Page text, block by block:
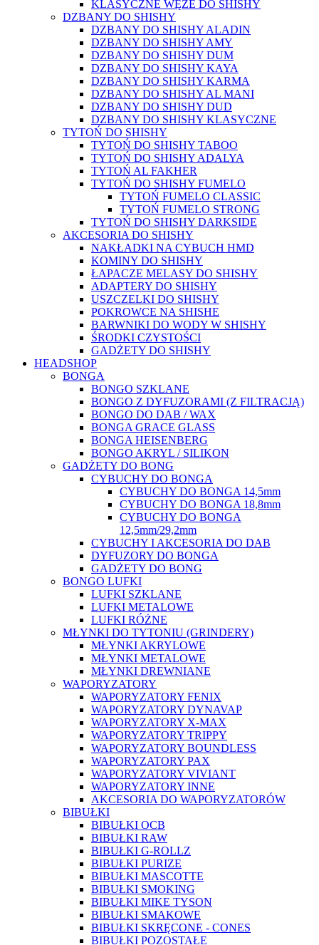
KLASYCZNE WĘŻE DO SHISHY
DZBANY DO SHISHY
DZBANY DO SHISHY ALADIN
DZBANY DO SHISHY AMY
DZBANY DO SHISHY DUM
DZBANY DO SHISHY KAYA
DZBANY DO SHISHY KARMA
DZBANY DO SHISHY AL MANI
DZBANY DO SHISHY DUD
DZBANY DO SHISHY KLASYCZNE
TYTOŃ DO SHISHY
TYTOŃ DO SHISHY TABOO
TYTOŃ DO SHISHY ADALYA
TYTOŃ AL FAKHER
TYTOŃ DO SHISHY FUMELO
TYTOŃ FUMELO CLASSIC
TYTOŃ FUMELO STRONG
TYTOŃ DO SHISHY DARKSIDE
AKCESORIA DO SHISHY
NAKŁADKI NA CYBUCH HMD
KOMINY DO SHISHY
ŁAPACZE MELASY DO SHISHY
ADAPTERY DO SHISHY
USZCZELKI DO SHISHY
POKROWCE NA SHISHE
BARWNIKI DO WODY W SHISHY
ŚRODKI CZYSTOŚCI
GADŻETY DO SHISHY
HEADSHOP
BONGA
BONGO SZKLANE
BONGO Z DYFUZORAMI (Z FILTRACJĄ)
BONGO DO DAB / WAX
BONGA GRACE GLASS
BONGA HEISENBERG
BONGO AKRYL / SILIKON
GADŻETY DO BONG
CYBUCHY DO BONGA
CYBUCHY DO BONGA 14,5mm
CYBUCHY DO BONGA 18,8mm
CYBUCHY DO BONGA
12,5mm/29,2mm
CYBUCHY I AKCESORIA DO DAB
DYFUZORY DO BONGA
GADŻETY DO BONG
BONGO LUFKI
LUFKI SZKLANE
LUFKI METALOWE
LUFKI RÓŻNE
MŁYNKI DO TYTONIU (GRINDERY)
MŁYNKI AKRYLOWE
MŁYNKI METALOWE
MŁYNKI DREWNIANE
WAPORYZATORY
WAPORYZATORY FENIX
WAPORYZATORY DYNAVAP
WAPORYZATORY X-MAX
WAPORYZATORY TRIPPY
WAPORYZATORY BOUNDLESS
WAPORYZATORY PAX
WAPORYZATORY VIVIANT
WAPORYZATORY INNE
AKCESORIA DO WAPORYZATORÓW
BIBUŁKI
BIBUŁKI OCB
BIBUŁKI RAW
BIBUŁKI G-ROLLZ
BIBUŁKI PURIZE
BIBUŁKI MASCOTTE
BIBUŁKI SMOKING
BIBUŁKI MIKE TYSON
BIBUŁKI SMAKOWE
BIBUŁKI SKRĘCONE - CONES
BIBUŁKI POZOSTAŁE